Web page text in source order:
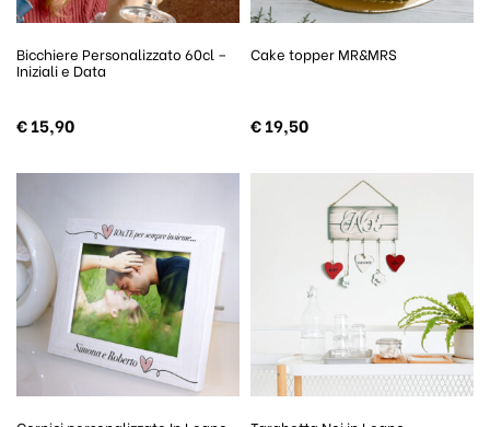
Bicchiere Personalizzato 60cl –
Iniziali e Data
€15,90
Cake topper MR&MRS
€19,50